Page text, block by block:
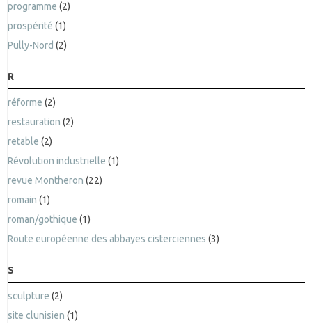
programme (2)
prospérité (1)
Pully-Nord (2)
R
réforme (2)
restauration (2)
retable (2)
Révolution industrielle (1)
revue Montheron (22)
romain (1)
roman/gothique (1)
Route européenne des abbayes cisterciennes (3)
S
sculpture (2)
site clunisien (1)